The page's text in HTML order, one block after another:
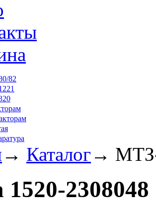
82
→ Каталог →
2308048